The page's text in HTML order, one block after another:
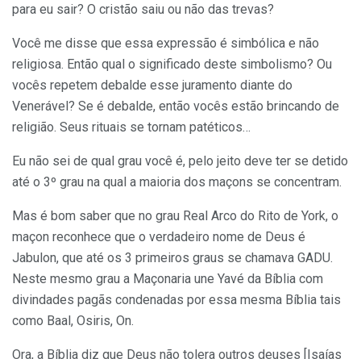
para eu sair? O cristão saiu ou não das trevas?
Você me disse que essa expressão é simbólica e não
religiosa. Então qual o significado deste simbolismo? Ou
vocês repetem debalde esse juramento diante do
Venerável? Se é debalde, então vocês estão brincando de
religião. Seus rituais se tornam patéticos…
Eu não sei de qual grau você é, pelo jeito deve ter se detido
até o 3º grau na qual a maioria dos maçons se concentram.
Mas é bom saber que no grau Real Arco do Rito de York, o
maçon reconhece que o verdadeiro nome de Deus é
Jabulon, que até os 3 primeiros graus se chamava GADU.
Neste mesmo grau a Maçonaria une Yavé da Bíblia com
divindades pagãs condenadas por essa mesma Bíblia tais
como Baal, Osiris, On.
Ora, a Bíblia diz que Deus não tolera outros deuses [Isaías